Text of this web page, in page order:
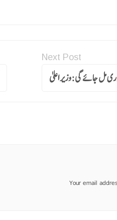
Next Post
مل جائے گی:وزیر اعلیٰ
Your email